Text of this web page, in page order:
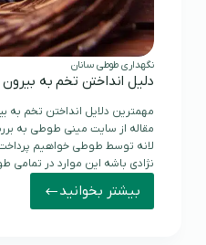
نگهداری طوطی سانان
دلیل انداختن تخم به
مهمترین دلایل انداختن تخم به
مقاله از سایت مینی طوطی به
لانه توسط طوطی خواهیم
نژادی باشه این موارد در تمامی
بیشتر بخوانید
دلیل